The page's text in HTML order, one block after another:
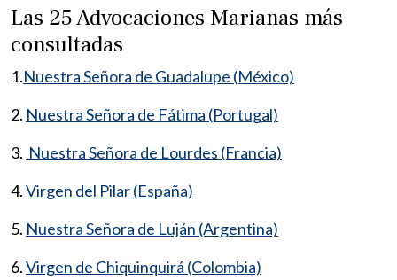
Las 25 Advocaciones Marianas más
consultadas
1.Nuestra Señora de Guadalupe (México)
2. Nuestra Señora de Fátima (Portugal)
3. Nuestra Señora de Lourdes (Francia)
4.Virgen del Pilar (España)
5. Nuestra Señora de Luján (Argentina)
6.Virgen de Chiquinquirá (Colombia)